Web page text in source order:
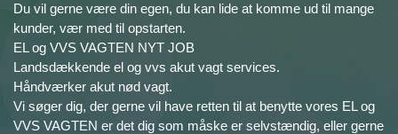
Du vil gerne være din egen, du kan lide at komme ud til mange
kunder, vær med til opstarten.
EL og VVS VAGTEN NYT JOB
Landsdækkende el og vvs akut vagt services.
Håndværker akut nød vagt.
Vi søger dig, der gerne vil have retten til at benytte vores EL og
VVS VAGTEN er det dig som måske er selvstændig, eller gerne